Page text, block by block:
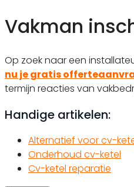
Vakman
Op zoek naar een
nu je gratis
termijn reacties van
Handige artikelen:
Alternatief voor cv-
Onderhoud cv-ketel
Cv-ketel reparatie